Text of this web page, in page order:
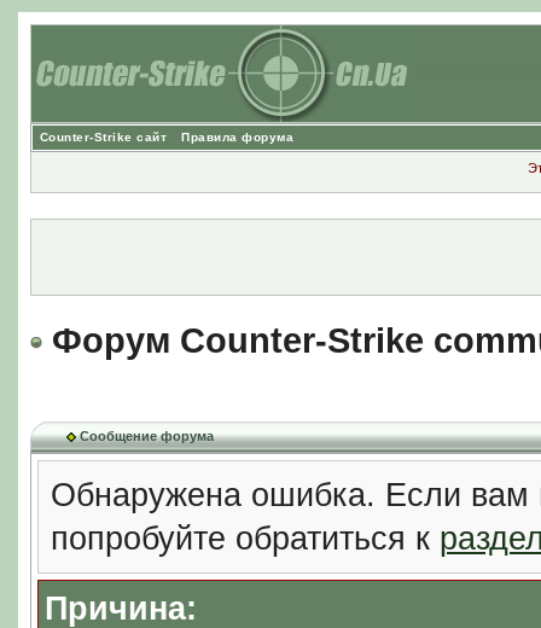
Counter-Strike сайт Правила форума
Форум Counter-Strike
Сообщение форума
Обнаружена ошибка. Если вам
попробуйте обратиться к
Причина: